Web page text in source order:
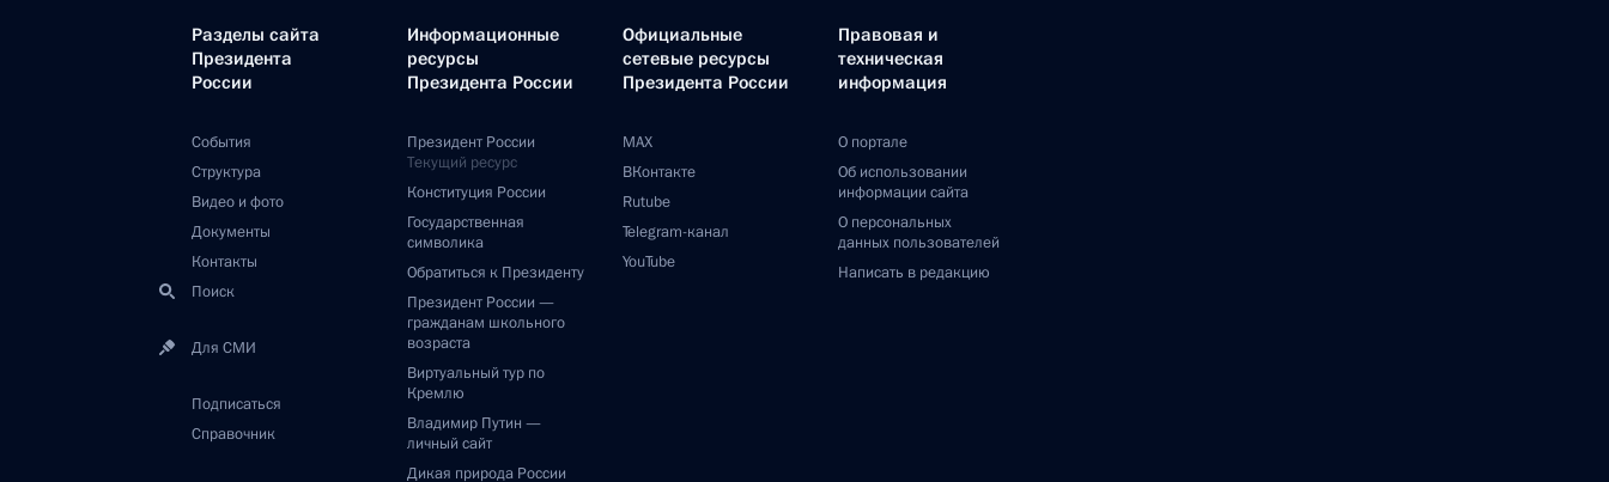
Разделы сайта
Президента
России
События
Структура
Видео и фото
Документы
Контакты
Поиск
Для СМИ
Подписаться
Справочник
Информационные
ресурсы
Президента России
Президент России
Текущий ресурс
Конституция России
Государственная
символика
Обратиться к Президенту
Президент России —
гражданам школьного
возраста
Виртуальный тур по
Кремлю
Владимир Путин —
личный сайт
Дикая природа России
Официальные
сетевые ресурсы
Президента России
MAX
ВКонтакте
Rutube
Telegram-канал
YouTube
Правовая и
техническая
информация
О портале
Об использовании
информации сайта
О персональных
данных пользователей
Написать в редакцию